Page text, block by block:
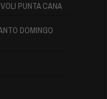
PUNTA CANA
DOMINGO